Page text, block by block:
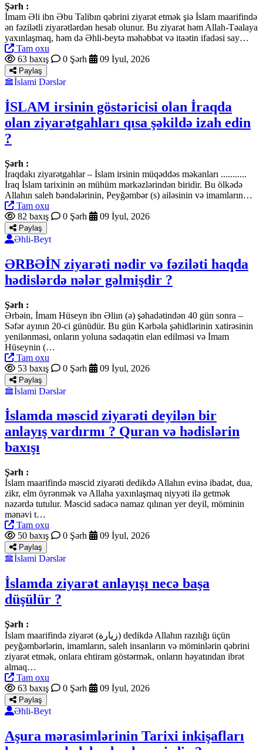
Şərh :
İmam Əli ibn Əbu Talibın qəbrini ziyarət etmək şiə İslam maarifində
ən fəzilətli ziyarətlərdən hesab olunur. Bu ziyarət həm Allah-Təalaya
yaxınlaşmaq, həm də Əhli-beytə məhəbbət və itaətin ifadəsi say…
Tam oxu
63 baxış
0 Şərh 09 İyul, 2026
Paylaş
İslami Dərslər
İSLAM irsinin göstəricisi olan İraqda
olan ziyarətgahları qısa şəkildə izah edin
?
Şərh :
İraqdakı ziyarətgahlar – İslam irsinin müqəddəs məkanları ...........
İraq İslam tarixinin ən mühüm mərkəzlərindən biridir. Bu ölkədə
Allahın saleh bəndələrinin, Peyğəmbər (s) ailəsinin və imamların…
Tam oxu
82 baxış
0 Şərh 09 İyul, 2026
Paylaş
Əhli-Beyt
ƏRBƏİN ziyarəti nədir və fəziləti haqda
hədislərdə nələr gəlmişdir ?
Şərh :
Ərbəin, İmam Hüseyn ibn Əliın (ə) şəhadətindən 40 gün sonra –
Səfər ayının 20-ci günüdür. Bu gün Kərbəla şəhidlərinin xatirəsinin
yenilənməsi, onların yoluna sədaqətin elan edilməsi və İmam
Hüseynin (…
Tam oxu
53 baxış
0 Şərh 09 İyul, 2026
Paylaş
İslami Dərslər
İslamda məscid ziyarəti deyilən bir
anlayış vardırmı ? Quran və hədislərin
baxışı
Şərh :
İslam maarifində məscid ziyarəti dedikdə Allahın evinə ibadət, dua,
zikr, elm öyrənmək və Allaha yaxınlaşmaq niyyəti ilə getmək
nəzərdə tutulur. Məscid sadəcə namaz qılınan yer deyil, möminin
mənəvi t…
Tam oxu
50 baxış
0 Şərh 09 İyul, 2026
Paylaş
İslami Dərslər
İslamda ziyarət anlayışı necə başa
düşülür ?
Şərh :
İslam maarifində ziyarət (زيارة) dedikdə Allahın razılığı üçün
peyğəmbərlərin, imamların, saleh insanların və möminlərin qəbrini
ziyarət etmək, onlara ehtiram göstərmək, onların həyatından ibrət
almaq…
Tam oxu
63 baxış
0 Şərh 09 İyul, 2026
Paylaş
Əhli-Beyt
Aşura mərasimlərinin Tarixi inkişafları